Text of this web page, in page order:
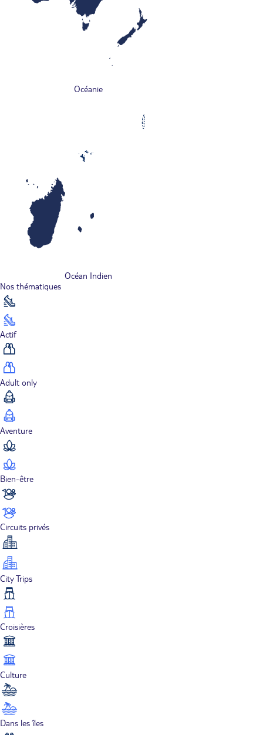
Océanie
Océan Indien
Nos thématiques
Actif
Adult only
Aventure
Bien-être
Circuits privés
City Trips
Croisières
Culture
Dans les îles